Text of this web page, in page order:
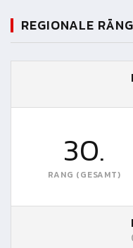
REGIONALE
30.
RANG (GESAMT)